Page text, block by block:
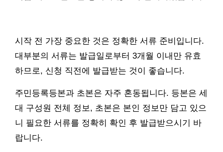
시작 전 가장 중요한 것은 정확한 서류 준비입니다.
대부분의 서류는 발급일로부터 3개월 이내만 유효
하므로, 신청 직전에 발급받는 것이 좋습니다.
주민등록등본과 초본은 자주 혼동됩니다. 등본은 세
대 구성원 전체 정보, 초본은 본인 정보만 담고 있으
니 필요한 서류를 정확히 확인 후 발급받으시기 바
랍니다.